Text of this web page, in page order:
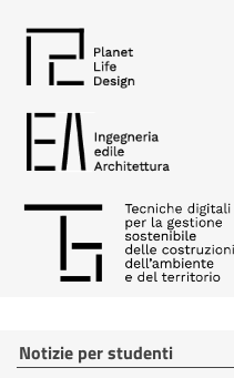
Notizie per studenti